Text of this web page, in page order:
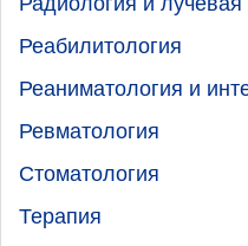
Реабилитология
Реаниматология и
Ревматология
Стоматология
Терапия